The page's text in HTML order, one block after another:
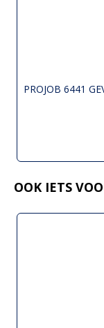
PROJOB 6441
OOK IETS